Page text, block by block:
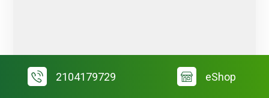
2104179729 eShop